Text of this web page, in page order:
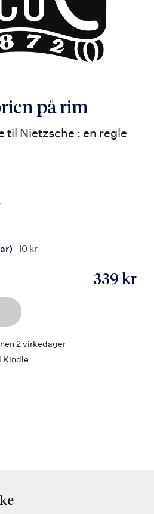
på rim
til Nietzsche : en regle
10 kr
339 kr
2 virkedager
Kindle